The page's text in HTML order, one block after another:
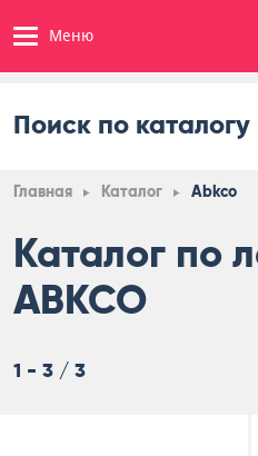
Меню
Поиск по каталогу
Главная Каталог Abkco
Каталог по
ABKCO
1 - 3 / 3